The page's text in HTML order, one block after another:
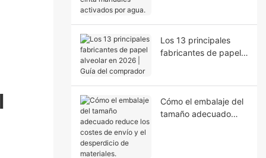
Los 13 principales
fabricantes de papel
Cómo el embalaje del
tamaño adecuado